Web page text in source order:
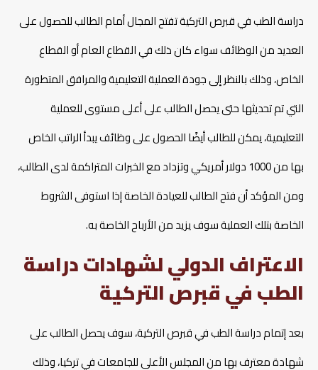
دراسة الطب في قبرص التركية تفتح المجال أمام الطالب للحصول على
العديد من الوظائف سواء كان ذلك في القطاع العام أو القطاع
الخاص، وذلك بالنظر إلى جودة العملية التعليمية والمرافق المتطورة
التي تم تحديثها حتى يحصل الطالب على أعلى مستوى للعملية
التعليمية، يمكن للطالب أيضًا الحصول على وظائف يبدأ الراتب الخاص
بها من 1000 دولار أمريكي وتزداد مع الخبرات المتراكمة لدى الطالب،
ومن المؤكد أن فتح الطالب للعيادة الخاصة إذا استوفى الشروط
الخاصة بتلك العملية سوف يزيد من الأرباح الخاصة به.
الاعتراف الدولي لشهادات دراسة
الطب في قبرص التركية
بعد إتمام دراسة الطب في قبرص التركية، سوف يحصل الطالب على
شهادة معترف بها من المجلس الأعلى للجامعات في تركيا، وذلك